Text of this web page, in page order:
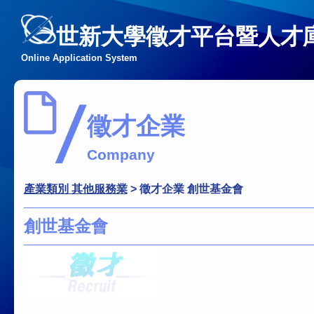
世新大學徵才平台暨人才
Online Application System
徵才企業
Company
產業類別 其他服務業> 徵才企業 創世基金會
創世基金會